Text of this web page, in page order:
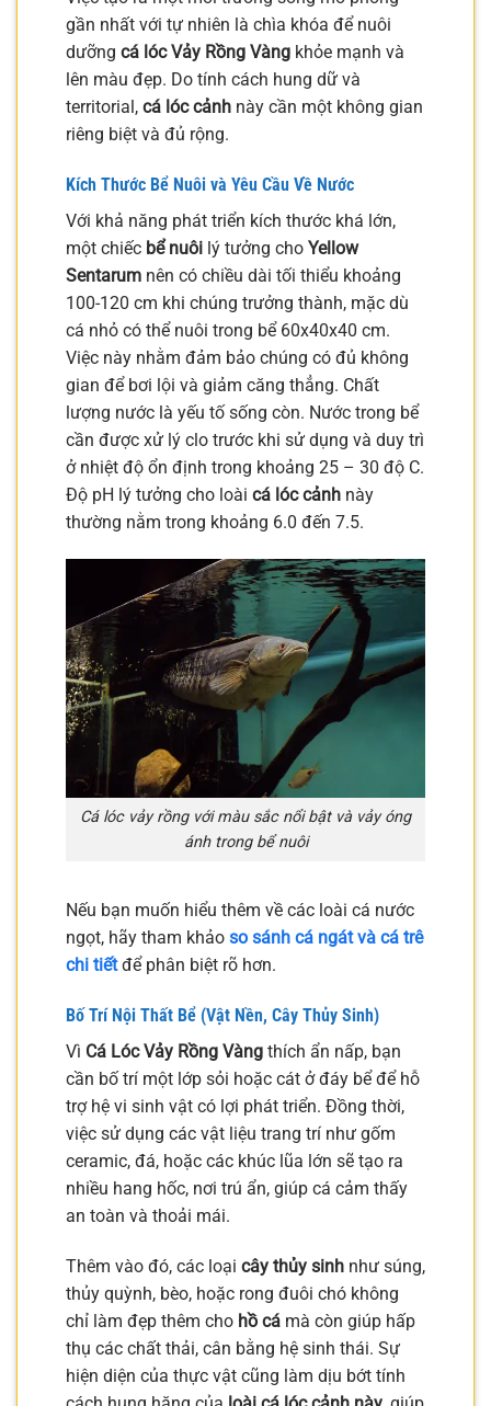
gần nhất với tự nhiên là chìa khóa để nuôi
dưỡng cá lóc Vảy Rồng Vàng khỏe mạnh và
lên màu đẹp. Do tính cách hung dữ và
territorial, cá lóc cảnh này cần một không gian
riêng biệt và đủ rộng.
Kích Thước Bể Nuôi và Yêu Cầu Về Nước
Với khả năng phát triển kích thước khá lớn,
một chiếc bể nuôi lý tưởng cho Yellow
Sentarum nên có chiều dài tối thiểu khoảng
100-120 cm khi chúng trưởng thành, mặc dù
cá nhỏ có thể nuôi trong bể 60x40x40 cm.
Việc này nhằm đảm bảo chúng có đủ không
gian để bơi lội và giảm căng thẳng. Chất
lượng nước là yếu tố sống còn. Nước trong bể
cần được xử lý clo trước khi sử dụng và duy trì
ở nhiệt độ ổn định trong khoảng 25 – 30 độ C.
Độ pH lý tưởng cho loài cá lóc cảnh này
thường nằm trong khoảng 6.0 đến 7.5.
Cá lóc vảy rồng với màu sắc nổi bật và vảy óng
ánh trong bể nuôi
Nếu bạn muốn hiểu thêm về các loài cá nước
ngọt, hãy tham khảo so sánh cá ngát và cá trê
chi tiếtđể phân biệt rõ hơn.
Bố Trí Nội Thất Bể (Vật Nền, Cây Thủy Sinh)
Vì Cá Lóc Vảy Rồng Vàng thích ẩn nấp, bạn
cần bố trí một lớp sỏi hoặc cát ở đáy bể để hỗ
trợ hệ vi sinh vật có lợi phát triển. Đồng thời,
việc sử dụng các vật liệu trang trí như gốm
ceramic, đá, hoặc các khúc lũa lớn sẽ tạo ra
nhiều hang hốc, nơi trú ẩn, giúp cá cảm thấy
an toàn và thoải mái.
Thêm vào đó, các loại cây thủy sinh như súng,
thủy quỳnh, bèo, hoặc rong đuôi chó không
chỉ làm đẹp thêm cho hồ cá mà còn giúp hấp
thụ các chất thải, cân bằng hệ sinh thái. Sự
hiện diện của thực vật cũng làm dịu bớt tính